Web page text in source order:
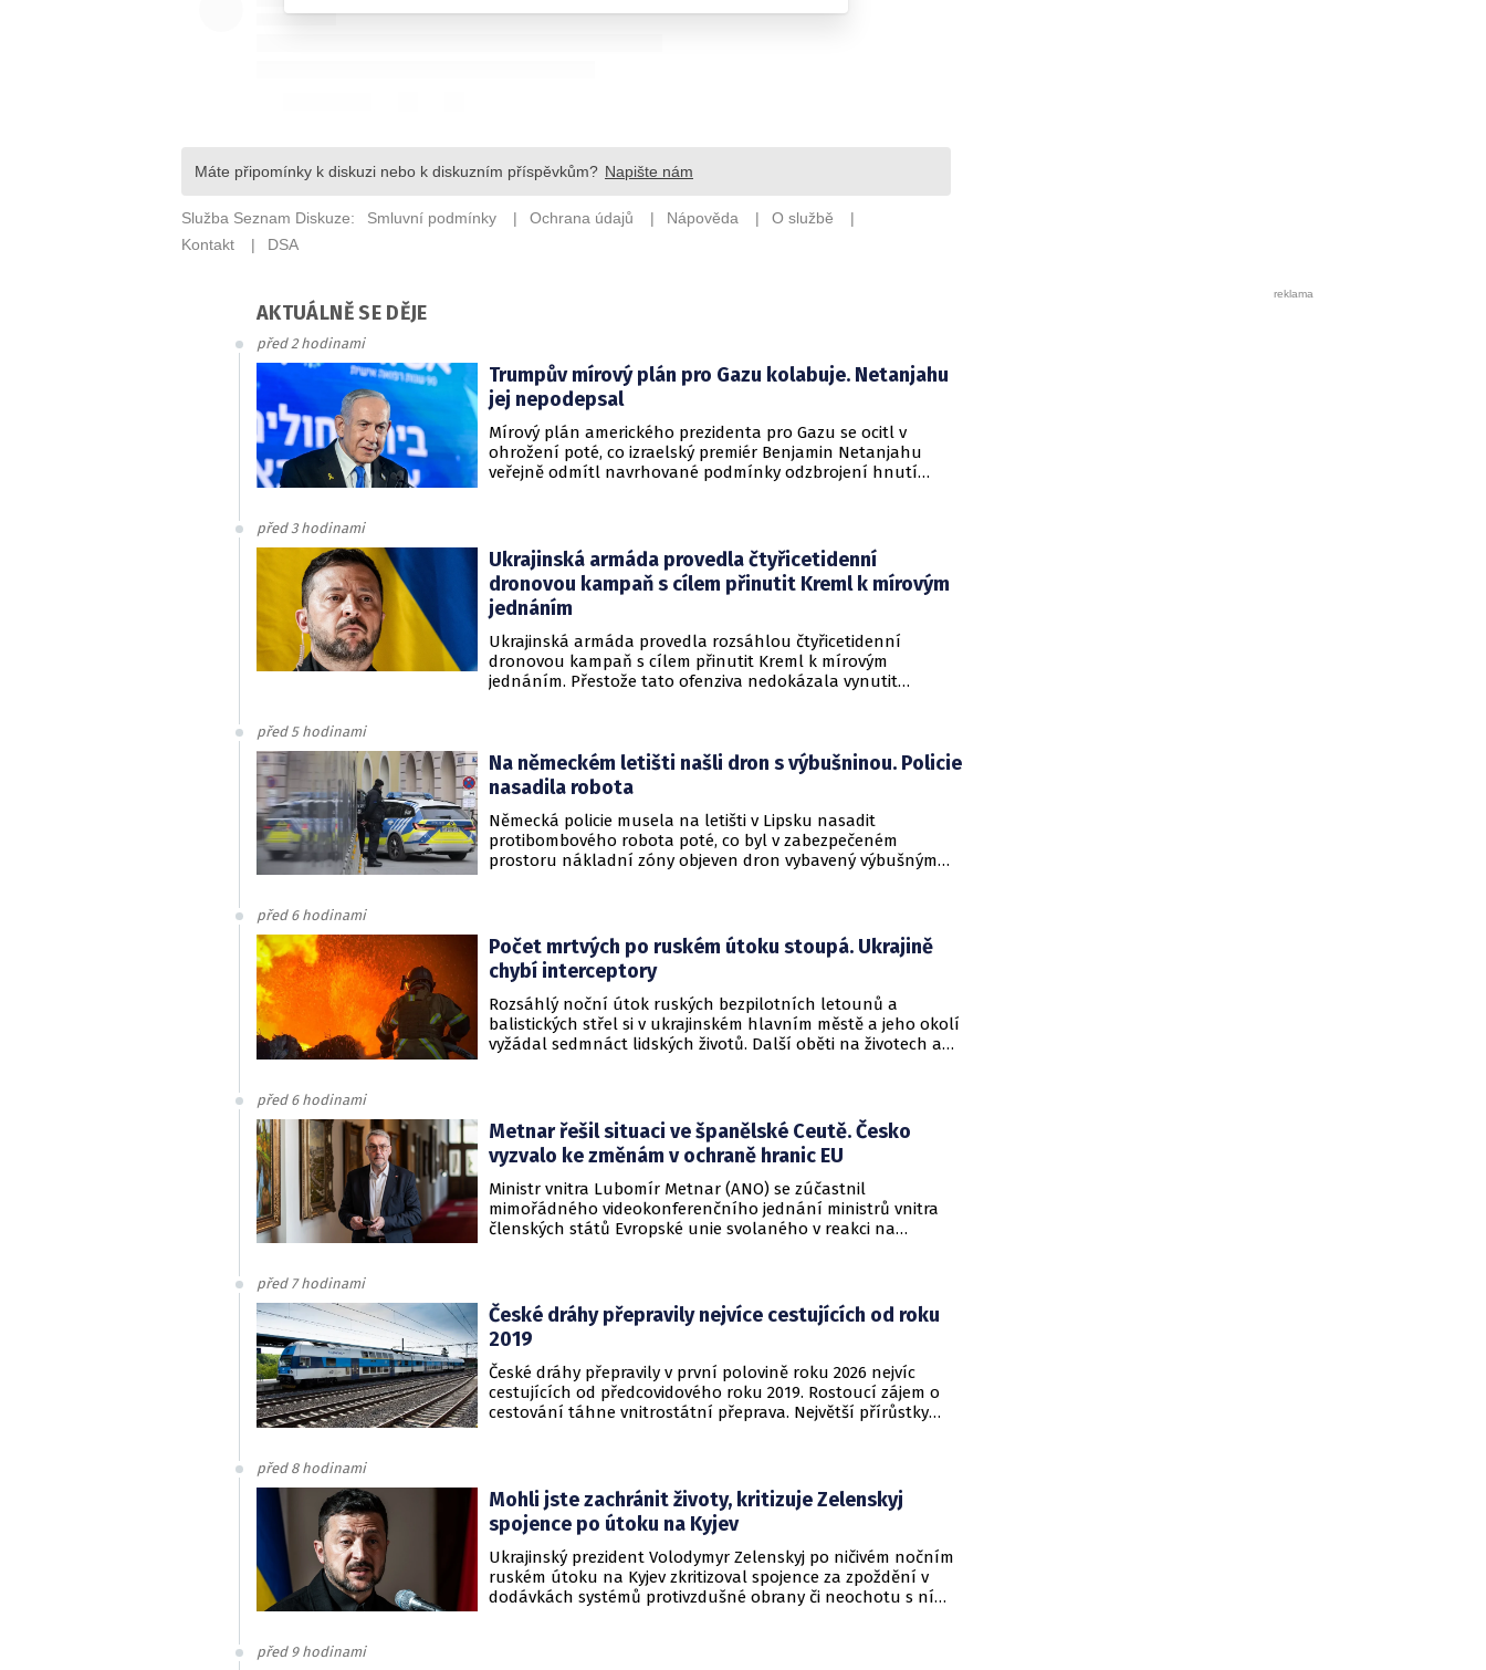
AKTUÁLNĚ SE DĚJE
před 2 hodinami
Trumpův mírový plán pro Gazu kolabuje. Netanjahu
jej nepodepsal
Mírový plán amerického prezidenta pro Gazu se ocitl v
ohrožení poté, co izraelský premiér Benjamin Netanjahu
veřejně odmítl navrhované podmínky odzbrojení hnutí
před 3 hodinami
Ukrajinská armáda provedla čtyřicetidenní
dronovou kampaň s cílem přinutit Kreml k mírovým
jednáním
Ukrajinská armáda provedla rozsáhlou čtyřicetidenní
dronovou kampaň s cílem přinutit Kreml k mírovým
jednáním. Přestože tato ofenziva nedokázala vynutit
před 5 hodinami
Na německém letišti našli dron s výbušninou. Policie
nasadila robota
Německá policie musela na letišti v Lipsku nasadit
protibombového robota poté, co byl v zabezpečeném
prostoru nákladní zóny objeven dron vybavený výbušným
před 6 hodinami
Počet mrtvých po ruském útoku stoupá. Ukrajině
chybí interceptory
Rozsáhlý noční útok ruských bezpilotních letounů a
balistických střel si v ukrajinském hlavním městě a jeho okolí
vyžádal sedmnáct lidských životů. Další oběti na životech a
před 6 hodinami
Metnar řešil situaci ve španělské Ceutě. Česko
vyzvalo ke změnám v ochraně hranic EU
Ministr vnitra Lubomír Metnar (ANO) se zúčastnil
mimořádného videokonferenčního jednání ministrů vnitra
členských států Evropské unie svolaného v reakci na
před 7 hodinami
České dráhy přepravily nejvíce cestujících od roku
2019
České dráhy přepravily v první polovině roku 2026 nejvíc
cestujících od předcovidového roku 2019. Rostoucí zájem o
cestování táhne vnitrostátní přeprava. Největší přírůstky
individuálním motorismem.
před 8 hodinami
Mohli jste zachránit životy, kritizuje Zelenskyj
spojence po útoku na Kyjev
Ukrajinský prezident Volodymyr Zelenskyj po ničivém nočním
ruském útoku na Kyjev zkritizoval spojence za zpoždění v
dodávkách systémů protivzdušné obrany či neochotu s ní
před 9 hodinami